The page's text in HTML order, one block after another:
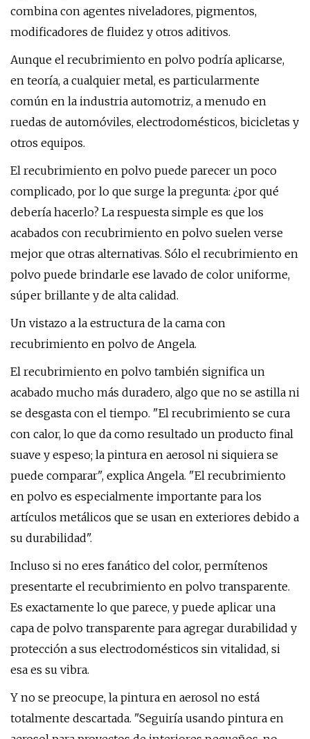
combina con agentes niveladores, pigmentos,
modificadores de fluidez y otros aditivos.
Aunque el recubrimiento en polvo podría aplicarse,
en teoría, a cualquier metal, es particularmente
común en la industria automotriz, a menudo en
ruedas de automóviles, electrodomésticos, bicicletas y
otros equipos.
El recubrimiento en polvo puede parecer un poco
complicado, por lo que surge la pregunta: ¿por qué
debería hacerlo? La respuesta simple es que los
acabados con recubrimiento en polvo suelen verse
mejor que otras alternativas. Sólo el recubrimiento en
polvo puede brindarle ese lavado de color uniforme,
súper brillante y de alta calidad.
Un vistazo a la estructura de la cama con
recubrimiento en polvo de Angela.
El recubrimiento en polvo también significa un
acabado mucho más duradero, algo que no se astilla ni
se desgasta con el tiempo. "El recubrimiento se cura
con calor, lo que da como resultado un producto final
suave y espeso; la pintura en aerosol ni siquiera se
puede comparar", explica Angela. "El recubrimiento
en polvo es especialmente importante para los
artículos metálicos que se usan en exteriores debido a
su durabilidad".
Incluso si no eres fanático del color, permítenos
presentarte el recubrimiento en polvo transparente.
Es exactamente lo que parece, y puede aplicar una
capa de polvo transparente para agregar durabilidad y
protección a sus electrodomésticos sin vitalidad, si
esa es su vibra.
Y no se preocupe, la pintura en aerosol no está
totalmente descartada. "Seguiría usando pintura en